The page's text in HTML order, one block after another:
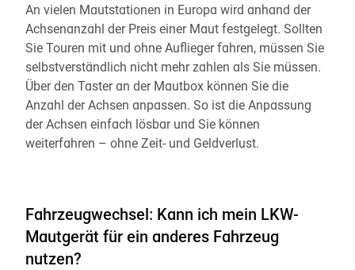
An vielen Mautstationen in Europa wird anhand der
Achsenanzahl der Preis einer Maut festgelegt. Sollten
Sie Touren mit und ohne Auflieger fahren, müssen Sie
selbstverständlich nicht mehr zahlen als Sie müssen.
Über den Taster an der Mautbox können Sie die
Anzahl der Achsen anpassen. So ist die Anpassung
der Achsen einfach lösbar und Sie können
weiterfahren – ohne Zeit- und Geldverlust.
Fahrzeugwechsel: Kann ich mein LKW-
Mautgerät für ein anderes Fahrzeug
nutzen?